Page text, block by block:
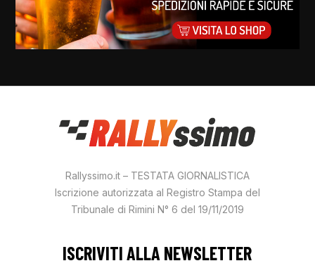
Rallyssimo.it – TESTATA GIORNALISTICA
Iscrizione autorizzata al Registro Stampa del
Tribunale di Rimini N° 6 del 19/11/2019
ISCRIVITI ALLA NEWSLETTER